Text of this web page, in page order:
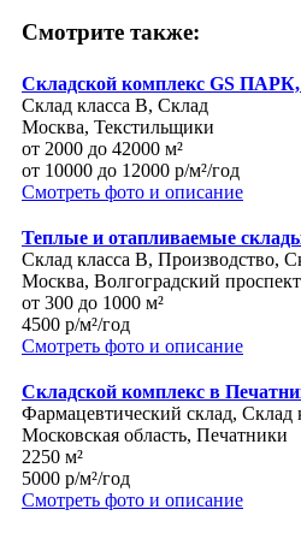
Смотрите также:
Складской комплекс GS
Склад класса B, Склад
Москва, Текстильщики
от 2000 до 42000 м²
от 10000 до 12000 р/м²/год
Смотреть фото и описание
Теплые и отапливаемые
Склад класса B, Производство,
Москва, Волгоградский проспект
от 300 до 1000 м²
4500 р/м²/год
Смотреть фото и описание
Складской комплекс в
Фармацевтический склад, Склад
Московская область, Печатники
2250 м²
5000 р/м²/год
Смотреть фото и описание